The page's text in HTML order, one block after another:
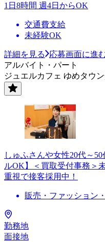
1日8時間 週4日からOK
交通費支給
未経験OK
詳細を見る
応募画面に進
アルバイト・パート
ジュエルカフェ ゆめタウ
しゅふさんや女性20代～
ルOK】＜買取受付事務＞
重視で接客採用中！
販売・ファッション
勤務地
面接地